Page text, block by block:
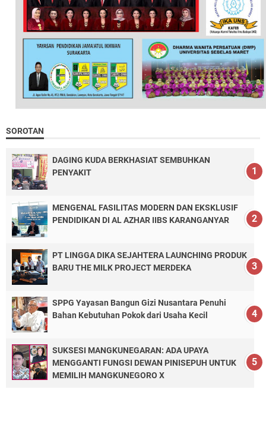
SOROTAN
DAGING KUDA BERKHASIAT SEMBUHKAN
PENYAKIT
MENGENAL FASILITAS MODERN DAN EKSKLUSIF
PENDIDIKAN DI AL AZHAR IIBS KARANGANYAR
PT LINGGA DIKA SEJAHTERA LAUNCHING PRODUK
BARU THE MILK PROJECT MERDEKA
SPPG Yayasan Bangun Gizi Nusantara Penuhi
Bahan Kebutuhan Pokok dari Usaha Kecil
SUKSESI MANGKUNEGARAN: ADA UPAYA
MENGGANTI FUNGSI DEWAN PINISEPUH UNTUK
MEMILIH MANGKUNEGORO X